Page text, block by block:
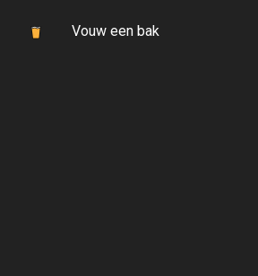
Vouw een bak